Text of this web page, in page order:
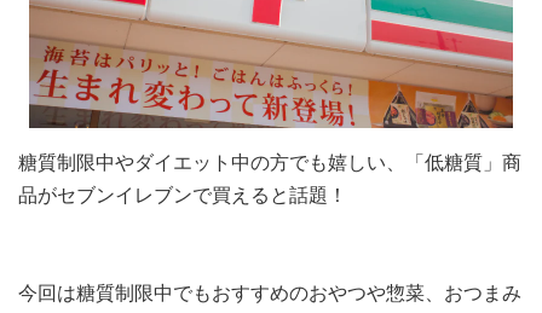
糖質制限中やダイエット中の方でも嬉しい、「低糖質」商
品がセブンイレブンで買えると話題！
今回は糖質制限中でもおすすめのおやつや惣菜、おつまみ